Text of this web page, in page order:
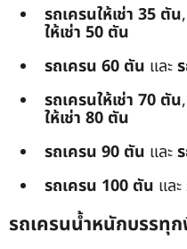
รถเครนให้เช่า 35 ตัน,
ให้เช่า 50 ตัน
รถเครน 60 ตัน และ
รถเครนให้เช่า 70 ตัน,
ให้เช่า 80 ตัน
รถเครน 90 ตัน และ
รถเครน 100 ตัน และ
รถเครนน้ำหนักบรรทุ